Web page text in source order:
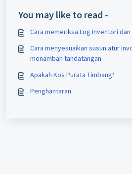
You may like to read -
Cara memeriksa Log Inventori
Cara menyesuaikan susun atur
menambah tandatangan
Apakah Kos Purata Timbang?
Penghantaran